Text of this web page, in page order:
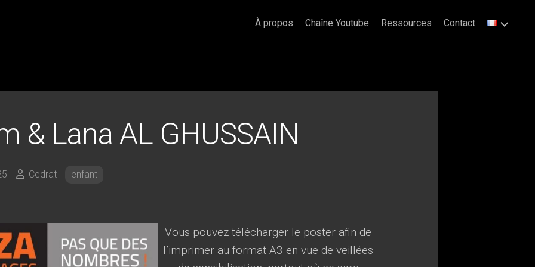
À propos Chaîne Youtube Ressources Contact
& Lana AL GHUSSAIN
Cedrat enfant
Vous pouvez télécharger le poster afin de
l’imprimer au format A3 en vue de veillées